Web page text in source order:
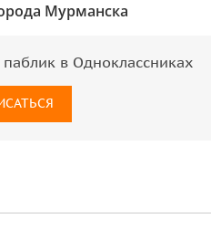
Мурманска
в Одноклассниках